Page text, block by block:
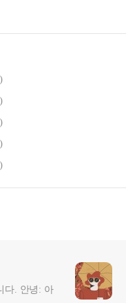
다. 안녕: 아